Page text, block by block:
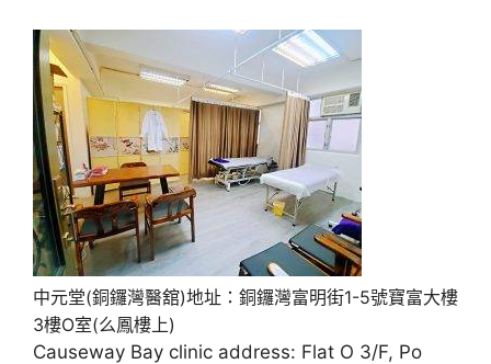
中元堂(銅鑼灣醫舘)地址：銅鑼灣富明街1-5號寶富大樓
3樓O室(么鳳樓上)
Causeway Bay clinic address: Flat O 3/F, Po